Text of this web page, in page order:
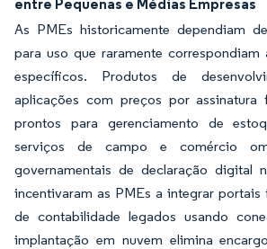
entre Pequenas e Médias Empresas
As PMEs historicamente dependiam
para uso que raramente correspondiam
específicos. Produtos de
aplicações com preços por assinatura
prontos para gerenciamento de
serviços de campo e comércio
governamentais de declaração digital
incentivaram as PMEs a integrar
de contabilidade legados usando
implantação em nuvem elimina